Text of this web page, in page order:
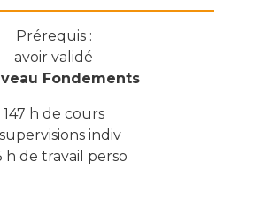
Prérequis :
avoir validé
Fondements
147 h de cours
indiv
h de travail perso